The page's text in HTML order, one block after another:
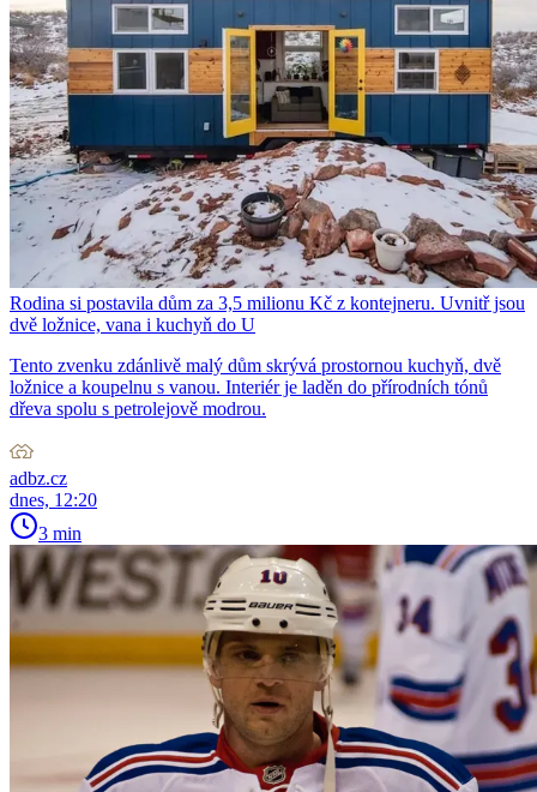
Rodina si postavila dům za 3,5 milionu Kč z kontejneru. Uvnitř jsou
dvě ložnice, vana i kuchyň do U
Tento zvenku zdánlivě malý dům skrývá prostornou kuchyň, dvě
ložnice a koupelnu s vanou. Interiér je laděn do přírodních tónů
dřeva spolu s petrolejově modrou.
adbz.cz
dnes, 12:20
3 min